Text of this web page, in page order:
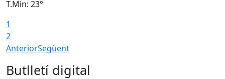
T.Min: 23°
1
2
AnteriorSegüent
Butlletí digital